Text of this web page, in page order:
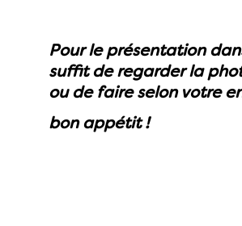
Pour le présentation
suffit de regarder la
ou de faire selon votre
bon appétit !